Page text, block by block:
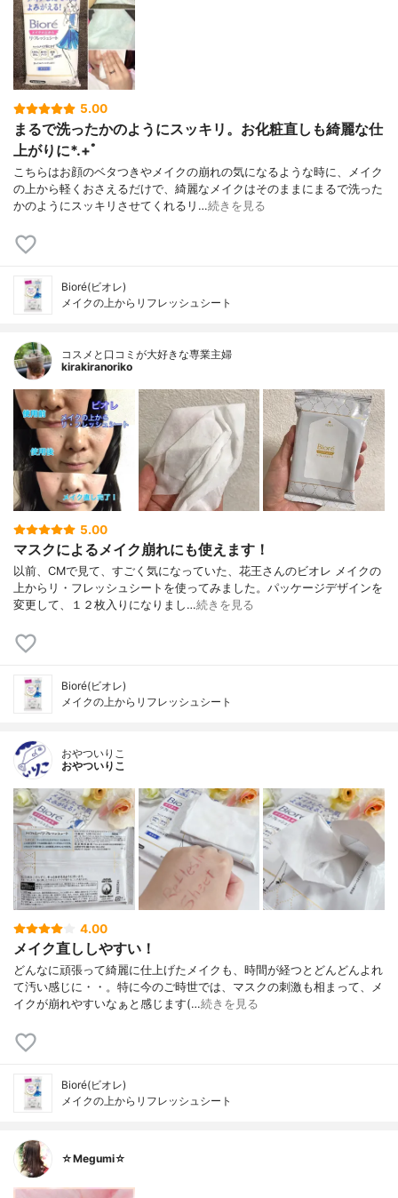
5.00
まるで洗ったかのようにスッキリ。お化粧直しも綺麗な仕
上がりに*.+ﾟ
こちらはお顔のベタつきやメイクの崩れの気になるような時に、メイク
の上から軽くおさえるだけで、綺麗なメイクはそのままにまるで洗った
かのようにスッキリさせてくれるリ…続きを見る
Bioré(ビオレ)
メイクの上からリフレッシュシート
コスメと口コミが大好きな専業主婦
kirakiranoriko
5.00
マスクによるメイク崩れにも使えます！
以前、CMで見て、すごく気になっていた、花王さんのビオレ メイクの
上からリ・フレッシュシートを使ってみました。パッケージデザインを
変更して、１２枚入りになりまし…続きを見る
Bioré(ビオレ)
メイクの上からリフレッシュシート
おやついりこ
おやついりこ
4.00
メイク直ししやすい！
どんなに頑張って綺麗に仕上げたメイクも、時間が経つとどんどんよれ
て汚い感じに・・。特に今のご時世では、マスクの刺激も相まって、メ
イクが崩れやすいなぁと感じます(…続きを見る
Bioré(ビオレ)
メイクの上からリフレッシュシート
☆Megumi☆